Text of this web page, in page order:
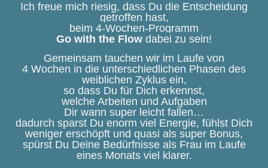
Ich freue mich riesig, dass Du die Entscheidung
getroffen hast,
beim 4-Wochen-Programm
Go with the Flow dabei zu sein!
Gemeinsam tauchen wir im Laufe von
4 Wochen in die unterschiedlichen Phasen des
weiblichen Zyklus ein,
so dass Du für Dich erkennst,
welche Arbeiten und Aufgaben
Dir wann super leicht fallen…
dadurch sparst Du enorm viel Energie, fühlst Dich
weniger erschöpft und quasi als super Bonus,
spürst Du Deine Bedürfnisse als Frau im Laufe
eines Monats viel klarer.